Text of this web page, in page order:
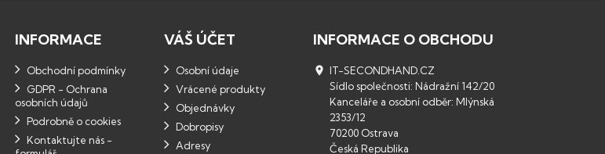
INFORMACE
Obchodní podmínky
GDPR - Ochrana
osobních údajů
Podrobně o cookies
Kontaktujte nás -
VÁŠ ÚČET
Osobní údaje
Vrácené produkty
Objednávky
Dobropisy
Adresy
INFORMACE O OBCHODU
 IT-SECONDHAND.CZ
Sídlo společnosti: Nádražní 142/20
Kanceláře a osobní odběr: Mlýnská
2353/12
70200 Ostrava
Česká Republika